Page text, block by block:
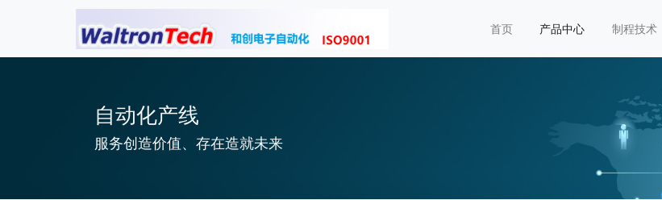
首页 产品中心 制程技术
自动化产线
服务创造价值、存在造就未来